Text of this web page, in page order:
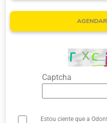
Captcha
Estou ciente que a